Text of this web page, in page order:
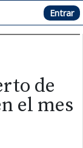
Hemeroteca Entrar
de
el mes